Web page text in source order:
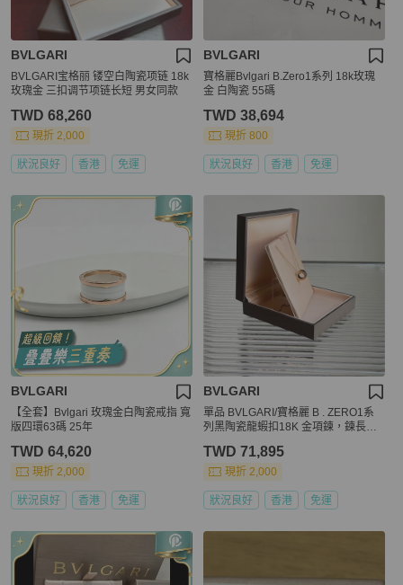
BVLGARI
BVLGARI宝格丽 镂空白陶瓷项链 18k
玫瑰金 三扣调节项链长短 男女同款
TWD 68,260
現折 2,000
狀況良好 香港 免運
BVLGARI
寶格麗Bvlgari B.Zero1系列 18k玫瑰
金 白陶瓷 55碼
TWD 38,694
現折 800
狀況良好 香港 免運
BVLGARI
【全套】Bvlgari 玫瑰金白陶瓷戒指 寬
版四環63碼 25年
TWD 64,620
現折 2,000
狀況良好 香港 免運
BVLGARI
單品 BVLGARI/寶格麗 B . ZERO1系
列黑陶瓷龍蝦扣18K 金項鍊，鍊長：4
TWD 71,895
現折 2,000
狀況良好 香港 免運